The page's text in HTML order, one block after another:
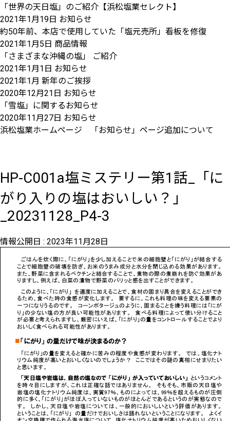
「世界の天日塩」のご紹介【浜松塩業セレクト】
2021年1月19日 お知らせ
約50年前、本店で使用していた「塩元売所」看板を修復
2021年1月5日 商品情報
「さまざまな沖縄の塩」 ご紹介
2021年1月1日 お知らせ
2021年1月 新年のご挨拶
2020年12月21日 お知らせ
「雪塩」に関するお知らせ
2020年11月27日 お知らせ
浜松塩業ホームページ 「お知らせ」ページ追加について
HP-C001a塩ミステリー第1話_「に
がり入りの塩はおいしい？」
_20231128_P4-3
情報公開日 : 2023年11月28日